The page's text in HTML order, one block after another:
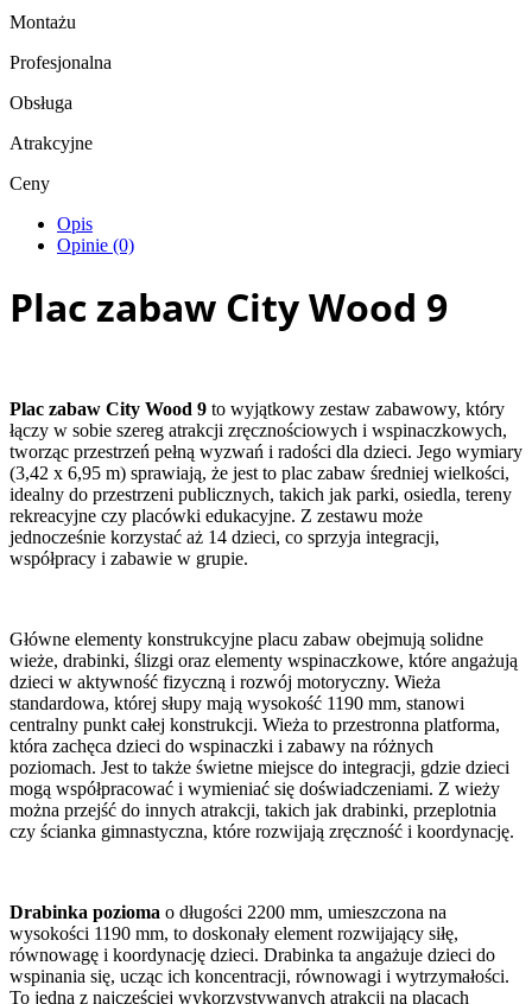
Montażu
Profesjonalna
Obsługa
Atrakcyjne
Ceny
Opis
Opinie (0)
Plac zabaw City Wood 9
Plac zabaw City Wood 9 to wyjątkowy zestaw zabawowy, który
łączy w sobie szereg atrakcji zręcznościowych i wspinaczkowych,
tworząc przestrzeń pełną wyzwań i radości dla dzieci. Jego wymiary
(3,42 x 6,95 m) sprawiają, że jest to plac zabaw średniej wielkości,
idealny do przestrzeni publicznych, takich jak parki, osiedla, tereny
rekreacyjne czy placówki edukacyjne. Z zestawu może
jednocześnie korzystać aż 14 dzieci, co sprzyja integracji,
współpracy i zabawie w grupie.
Główne elementy konstrukcyjne placu zabaw obejmują solidne
wieże, drabinki, ślizgi oraz elementy wspinaczkowe, które angażują
dzieci w aktywność fizyczną i rozwój motoryczny. Wieża
standardowa, której słupy mają wysokość 1190 mm, stanowi
centralny punkt całej konstrukcji. Wieża to przestronna platforma,
która zachęca dzieci do wspinaczki i zabawy na różnych
poziomach. Jest to także świetne miejsce do integracji, gdzie dzieci
mogą współpracować i wymieniać się doświadczeniami. Z wieży
można przejść do innych atrakcji, takich jak drabinki, przeplotnia
czy ścianka gimnastyczna, które rozwijają zręczność i koordynację.
Drabinka pozioma o długości 2200 mm, umieszczona na
wysokości 1190 mm, to doskonały element rozwijający siłę,
równowagę i koordynację dzieci. Drabinka ta angażuje dzieci do
wspinania się, ucząc ich koncentracji, równowagi i wytrzymałości.
To jedna z najczęściej wykorzystywanych atrakcji na placach